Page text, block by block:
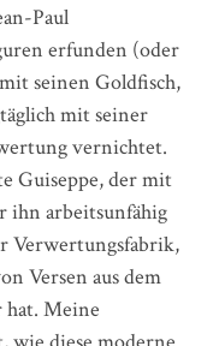
Paul
erfunden (oder
seinen Goldfisch,
mit seiner
vernichtet.
Guiseppe, der mit
ihn arbeitsunfähig
Verwertungsfabrik,
Versen aus dem
hat. Meine